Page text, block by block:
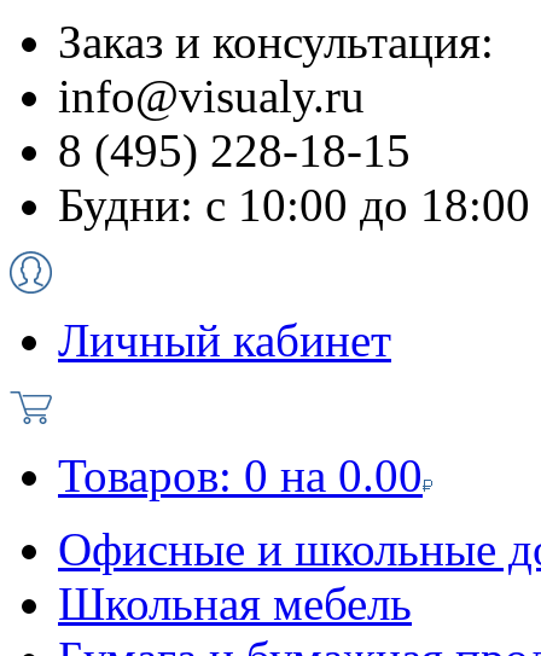
Заказ и консультация:
info@visualy.ru
8 (495) 228-18-15
Будни: с 10:00 до 18:00
Личный кабинет
Товаров: 0 на 0.00
Офисные и школьные
Школьная мебель